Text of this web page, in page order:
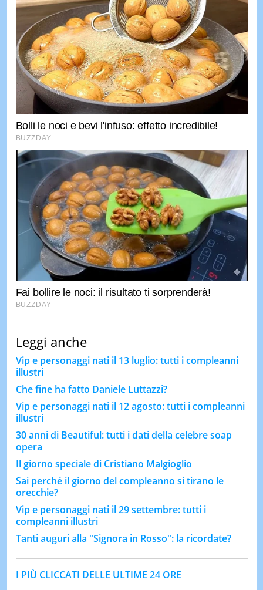
Leggi anche
Vip e personaggi nati il 13 luglio: tutti i compleanni
illustri
Che fine ha fatto Daniele Luttazzi?
Vip e personaggi nati il 12 agosto: tutti i compleanni
illustri
30 anni di Beautiful: tutti i dati della celebre soap
opera
Il giorno speciale di Cristiano Malgioglio
Sai perché il giorno del compleanno si tirano le
orecchie?
Vip e personaggi nati il 29 settembre: tutti i
compleanni illustri
Tanti auguri alla "Signora in Rosso": la ricordate?
I PIÙ CLICCATI DELLE ULTIME 24 ORE